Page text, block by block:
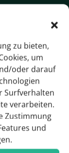
zu bieten,
um
oder darauf
Surfverhalten
verarbeiten.
Zustimmung
und